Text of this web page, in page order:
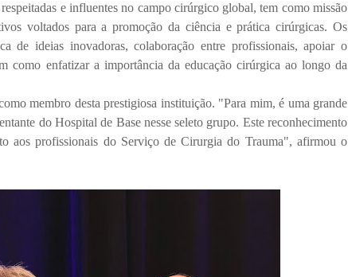
e influentes no campo cirúrgico global, tem como missão
voltados para a promoção da ciência e prática cirúrgicas. Os
de ideias inovadoras, colaboração entre profissionais, apoiar o
como enfatizar a importância da educação cirúrgica ao longo da
membro desta prestigiosa instituição. "Para mim, é uma grande
do Hospital de Base nesse seleto grupo. Este reconhecimento
aos profissionais do Serviço de Cirurgia do Trauma", afirmou o